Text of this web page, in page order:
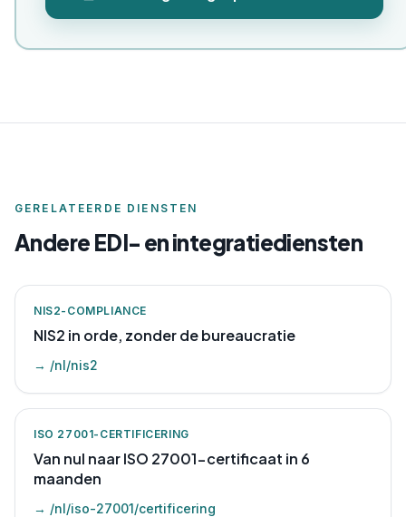
GERELATEERDE DIENSTEN
Andere EDI- en integratiediensten
NIS2-COMPLIANCE
NIS2 in orde, zonder de bureaucratie
→ /nl/nis2
ISO 27001-CERTIFICERING
Van nul naar ISO 27001-certificaat in 6
maanden
→ /nl/iso-27001/certificering